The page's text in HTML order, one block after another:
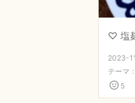
2023-
テーマ：
5